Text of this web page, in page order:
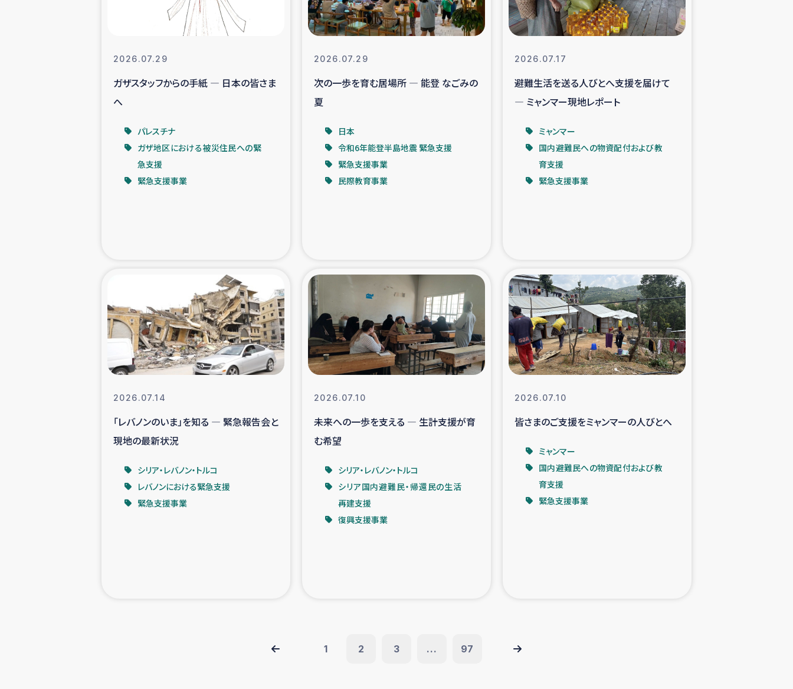
インターン・ボランティア日誌 経済自立支援事業
ガザ空爆被災者への食料支援と農家生産支援
ガザ地区における羊の畜産支援 ガザ地区での公園の緑化を通じた支援事業
ふりかけ普及と食生活改善による栄養改善事業 フェアトレード事業
コーヒー生産者支援 アイナロ県マウベシ郡でのコーヒー畑改善事業
ベイルート大規模爆発被災者支援 女性の生計向上支援
アグロフォレストリー（カカオ）事業
2026.07.29
ガザスタッフからの手紙 ― 日本の皆さま
へ
パレスチナ
ガザ地区における被災住民への緊
急支援
緊急支援事業
2026.07.29
次の一歩を育む居場所 ― 能登 なごみの
夏
日本
令和6年能登半島地震 緊急支援
緊急支援事業
民際教育事業
2026.07.17
避難生活を送る人びとへ支援を届けて
― ミャンマー現地レポート
ミャンマー
国内避難民への物資配付および教
育支援
緊急支援事業
2026.07.14
「レバノンのいま」を知る ― 緊急報告会と
現地の最新状況
シリア・レバノン・トルコ
レバノンにおける緊急支援
緊急支援事業
2026.07.10
未来への一歩を支える ― 生計支援が育
む希望
シリア・レバノン・トルコ
シリア国内避難民・帰還民の生活
再建支援
復興支援事業
2026.07.10
皆さまのご支援をミャンマーの人びとへ
ミャンマー
国内避難民への物資配付および教
育支援
緊急支援事業
1 2 3 ... 97